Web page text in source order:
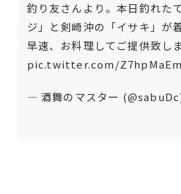
釣り友さんより。本日釣れた
ジ」と剣崎沖の「イサキ」が
早速、お料理してご提供致し
pic.twitter.com/
— 酒舞のマスター